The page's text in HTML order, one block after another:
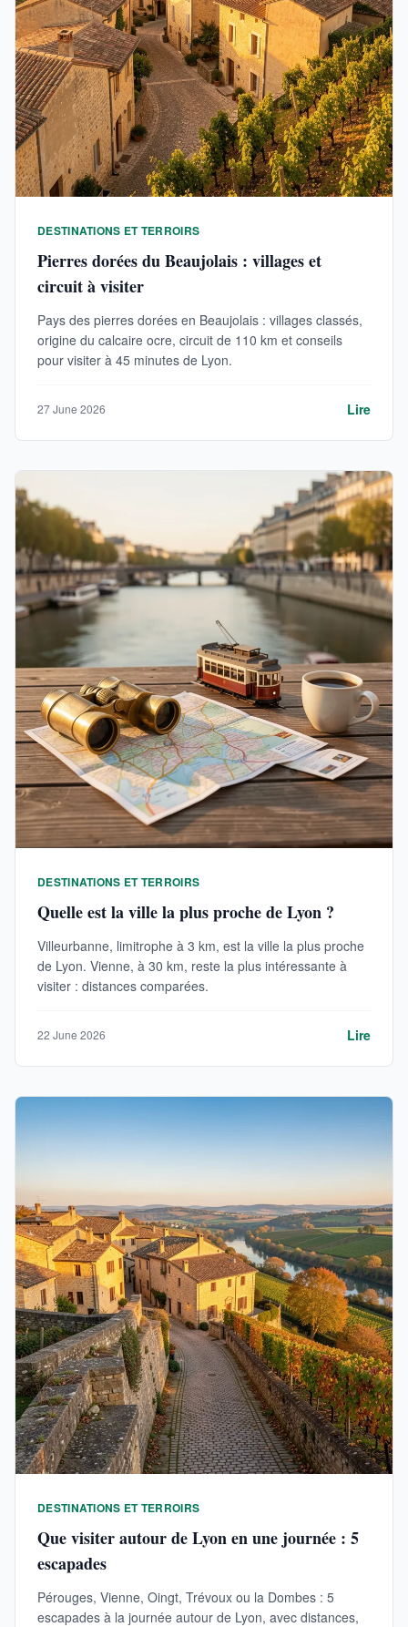
DESTINATIONS ET TERROIRS
Pierres dorées du Beaujolais : villages et
circuit à visiter
Pays des pierres dorées en Beaujolais : villages classés,
origine du calcaire ocre, circuit de 110 km et conseils
pour visiter à 45 minutes de Lyon.
27 June 2026 Lire
DESTINATIONS ET TERROIRS
Quelle est la ville la plus proche de Lyon ?
Villeurbanne, limitrophe à 3 km, est la ville la plus proche
de Lyon. Vienne, à 30 km, reste la plus intéressante à
visiter : distances comparées.
22 June 2026 Lire
DESTINATIONS ET TERROIRS
Que visiter autour de Lyon en une journée : 5
escapades
Pérouges, Vienne, Oingt, Trévoux ou la Dombes : 5
escapades à la journée autour de Lyon, avec distances,